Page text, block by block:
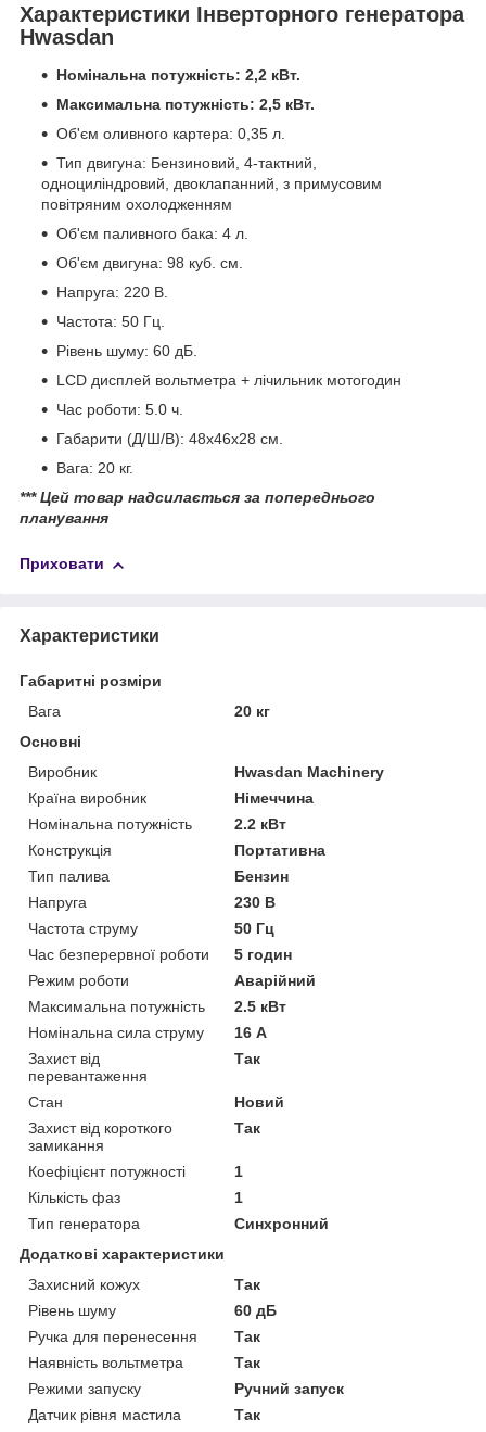
Характеристики Інверторного генератора
Hwasdan
Номінальна потужність: 2,2 кВт.
Максимальна потужність: 2,5 кВт.
Об'єм оливного картера: 0,35 л.
Тип двигуна: Бензиновий, 4-тактний,
одноциліндровий, двоклапанний, з примусовим
повітряним охолодженням
Об'єм паливного бака: 4 л.
Об'єм двигуна: 98 куб. см.
Напруга: 220 В.
Частота: 50 Гц.
Рівень шуму: 60 дБ.
LCD дисплей вольтметра + лічильник мотогодин
Час роботи: 5.0 ч.
Габарити (Д/Ш/В): 48х46х28 см.
Вага: 20 кг.
*** Цей товар надсилається за попереднього
планування
Приховати
Характеристики
Габаритні розміри
Вага
20 кг
Основні
Виробник
Hwasdan Machinery
Країна виробник
Німеччина
Номінальна потужність
2.2 кВт
Конструкція
Портативна
Тип палива
Бензин
Напруга
230 В
Частота струму
50 Гц
Час безперервної роботи
5 годин
Режим роботи
Аварійний
Максимальна потужність
2.5 кВт
Номінальна сила струму
16 А
Захист від
перевантаження
Так
Стан
Новий
Захист від короткого
замикання
Так
Коефіцієнт потужності
1
Кількість фаз
1
Тип генератора
Синхронний
Додаткові характеристики
Захисний кожух
Так
Рівень шуму
60 дБ
Ручка для перенесення
Так
Наявність вольтметра
Так
Режими запуску
Ручний запуск
Датчик рівня мастила
Так